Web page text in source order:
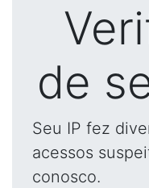
de
Seu IP fez
acessos
conosco.